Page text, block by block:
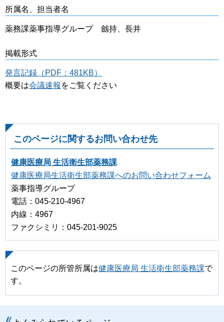
所属名、担当者名
薬務課薬事指導グループ 劔持、長井
掲載形式
発言記録（PDF：481KB）
概要は会議速報 をご覧ください
このページに関するお問い合わせ先
健康医療局 生活衛生部薬務課
健康医療局生活衛生部薬務課へのお問い合わせフォーム
薬事指導グループ
電話：045-210-4967
内線：4967
ファクシミリ：045-201-9025
このページの所管所属は健康医療局 生活衛生部薬務課で
す。